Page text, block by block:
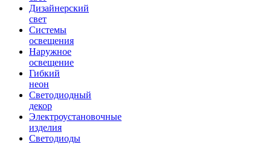
Дизайнерский
свет
Системы
освещения
Наружное
освещение
Гибкий
неон
Светодиодный
декор
Электроустановочные
изделия
Светодиоды